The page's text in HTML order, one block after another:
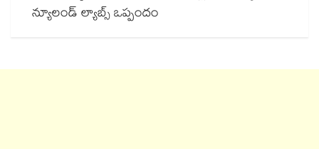
న్యూలండ్ ల్యాబ్స్ ఒప్పందం